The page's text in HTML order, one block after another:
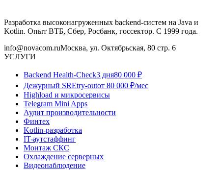
Разработка высоконагруженных backend-систем на Java и
Kotlin. Опыт ВТБ, Сбер, Росбанк, госсектор. С 1999 года.
info@novacom.ruМосква, ул. Октябрьская, 80 стр. 6
УСЛУГИ
Backend Health-Check3 дня80 000 ₽
Дежурный SREtry-outот 80 000 ₽/мес
Highload и микросервисы
Telegram Mini Apps
Аудит производительности
Финтех
Kotlin-разработка
IT-аутстаффинг
Монтаж СКС
Охлаждение серверных
Видеонаблюдение